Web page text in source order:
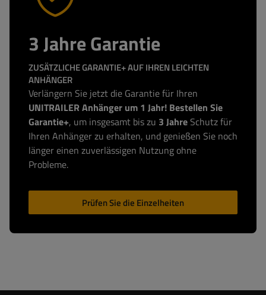
3 Jahre Garantie
ZUSÄTZLICHE GARANTIE+ AUF IHREN LEICHTEN
ANHÄNGER
Verlängern Sie jetzt die Garantie für Ihren
UNITRAILER Anhänger um 1 Jahr! Bestellen Sie
Garantie+, um insgesamt bis zu 3 Jahre Schutz für
Ihren Anhänger zu erhalten, und genießen Sie noch
länger einen zuverlässigen Nutzung ohne
Probleme.
Prüfen Sie die Einzelheiten